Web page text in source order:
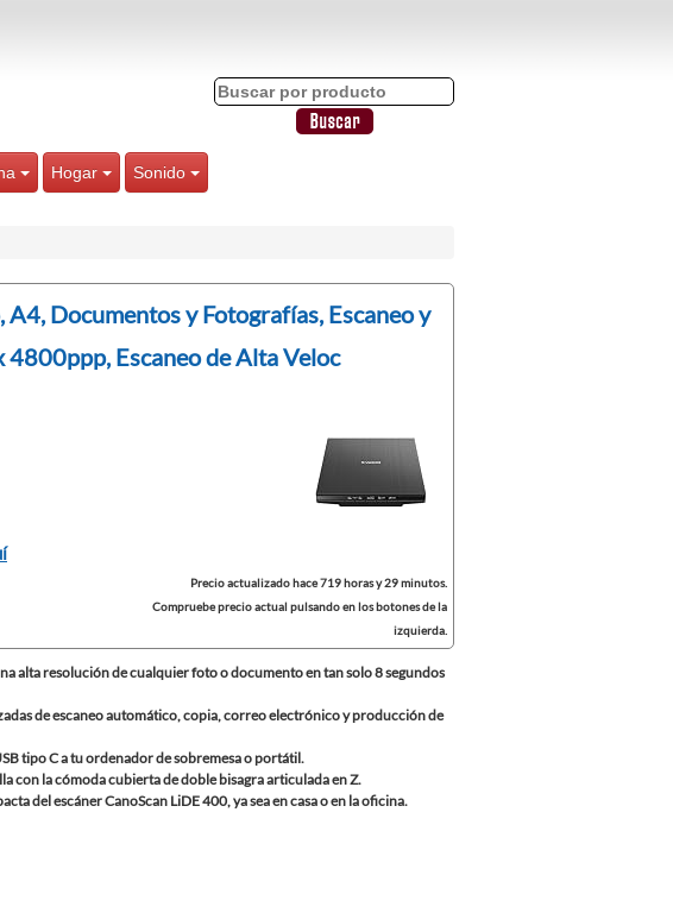
Hogar Sonido
Documentos y Fotografías, Escaneo y
Escaneo de Alta Veloc
Precio actualizado hace 719 horas y 29 minutos.
Compruebe precio actual pulsando en los botones de la
izquierda.
alta resolución de cualquier foto o documento en tan solo 8 segundos
de escaneo automático, copia, correo electrónico y producción de
tipo C a tu ordenador de sobremesa o portátil.
con la cómoda cubierta de doble bisagra articulada en Z.
del escáner CanoScan LiDE 400, ya sea en casa o en la oficina.